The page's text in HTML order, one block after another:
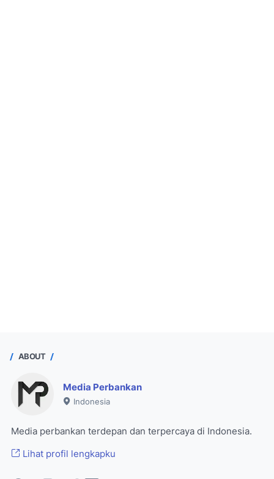
ABOUT
Media Perbankan
Indonesia
Media perbankan terdepan dan terpercaya di Indonesia.
Lihat profil lengkapku